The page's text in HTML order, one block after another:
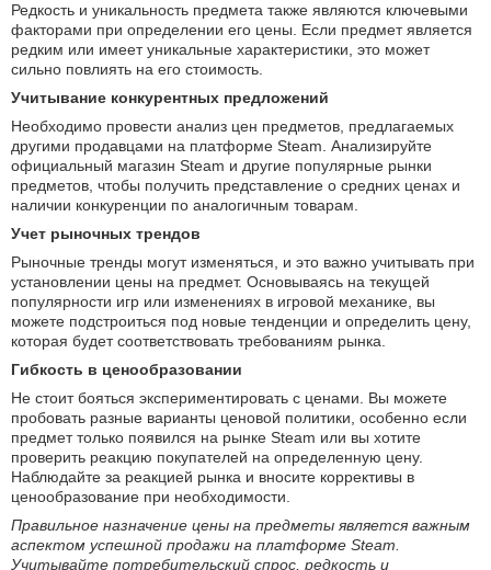
Редкость и уникальность предмета также являются ключевыми
факторами при определении его цены. Если предмет является
редким или имеет уникальные характеристики, это может
сильно повлиять на его стоимость.
Учитывание конкурентных предложений
Необходимо провести анализ цен предметов, предлагаемых
другими продавцами на платформе Steam. Анализируйте
официальный магазин Steam и другие популярные рынки
предметов, чтобы получить представление о средних ценах и
наличии конкуренции по аналогичным товарам.
Учет рыночных трендов
Рыночные тренды могут изменяться, и это важно учитывать при
установлении цены на предмет. Основываясь на текущей
популярности игр или изменениях в игровой механике, вы
можете подстроиться под новые тенденции и определить цену,
которая будет соответствовать требованиям рынка.
Гибкость в ценообразовании
Не стоит бояться экспериментировать с ценами. Вы можете
пробовать разные варианты ценовой политики, особенно если
предмет только появился на рынке Steam или вы хотите
проверить реакцию покупателей на определенную цену.
Наблюдайте за реакцией рынка и вносите коррективы в
ценообразование при необходимости.
Правильное назначение цены на предметы является важным
аспектом успешной продажи на платформе Steam.
Учитывайте потребительский спрос, редкость и